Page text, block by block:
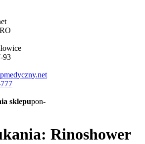
93
sklepupon-
Rinoshower